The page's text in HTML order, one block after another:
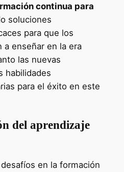
continua para
soluciones
para que los
a enseñar en la era
las nuevas
habilidades
para el éxito en este
del aprendizaje
en la formación